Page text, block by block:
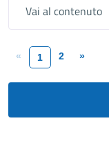
Vai al contenuto
« 1 2 »